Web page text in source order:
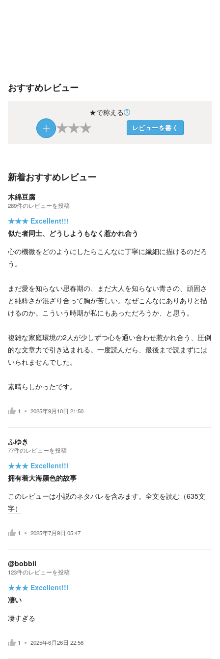
おすすめレビュー
★で称える
★★★ レビューを書く
新着おすすめレビュー
木綿豆腐
289件のレビューを投稿
★★★ Excellent!!!
似た者同士、どうしようもなく惹かれ合う
心の機微をどのようにしたらこんなに丁寧に繊細に描けるのだろ
う。
まだ愛を知らない思春期の、まだ大人を知らない青さの、頑固さ
と純粋さが混ざり合って胸が苦しい。なぜこんなにありありと描
けるのか。こういう時期が私にもあっただろうか、と思う。
複雑な家庭環境の2人が少しずつ心を通い合わせ惹かれ合う、圧倒
的な文章力で引き込まれる。一度読んだら、最後まで読まずには
いられませんでした。
素晴らしかったです。
1 2025年9月10日 21:50
ふゆき
77件のレビューを投稿
★★★ Excellent!!!
拥有着大海颜色的故事
このレビューは小説のネタバレを含みます。 全文を読む（635文
字）
1 2025年7月9日 05:47
@bobbii
123件のレビューを投稿
★★★ Excellent!!!
凄い
凄すぎる
1 2025年6月26日 22:56